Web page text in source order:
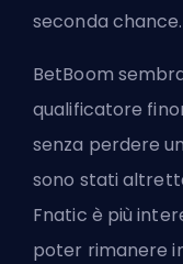
seconda chance.
BetBoom
qualificatore
senza perdere
sono stati
Fnatic è più
poter rimanere